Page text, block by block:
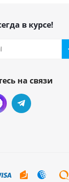
в курсе!
на связи